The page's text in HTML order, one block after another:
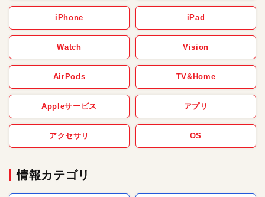
iPhone iPad
Watch Vision
AirPods TV&Home
Appleサービス アプリ
アクセサリ OS
情報カテゴリ